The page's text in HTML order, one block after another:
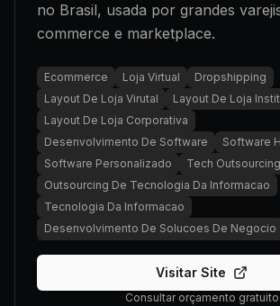
no Brasil, usada por grandes
commerce e marketplace.
Ecommerce Loja Virtual
Dropshipping
Layout De Loja Virutal
Layout De Loja
Layout De Loja Corporativa
Desenvolvimento De Software
Software
Software Personalizado
Tech Outsourcing
Outsourcing De Tecnologia Da Informacao
Tecnologia Da Informacao
Desenvolvimento De Solucoes De Negocio
Visitar Site
Consultar orçamento gratuito